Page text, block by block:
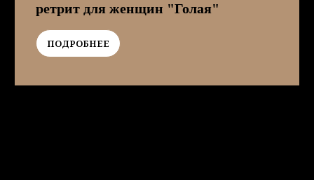
ретрит для женщин "Голая"
ПОДРОБНЕЕ